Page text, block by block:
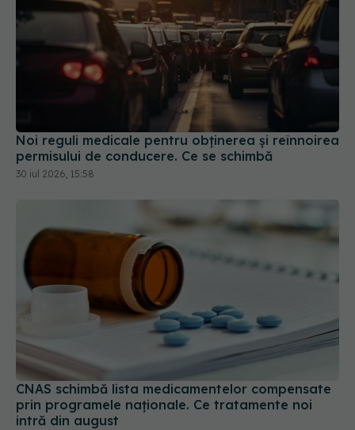
Noi reguli medicale pentru obținerea și reînnoirea
permisului de conducere. Ce se schimbă
30 iul 2026, 15:58
CNAS schimbă lista medicamentelor compensate
prin programele naționale. Ce tratamente noi
intră din august